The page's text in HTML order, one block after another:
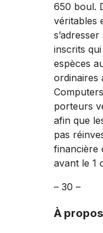
650 boul.
véritables
inscrits
espèces
ordinaires
porteurs
afin que
pas
financière
avant le 1
– 30 –
À